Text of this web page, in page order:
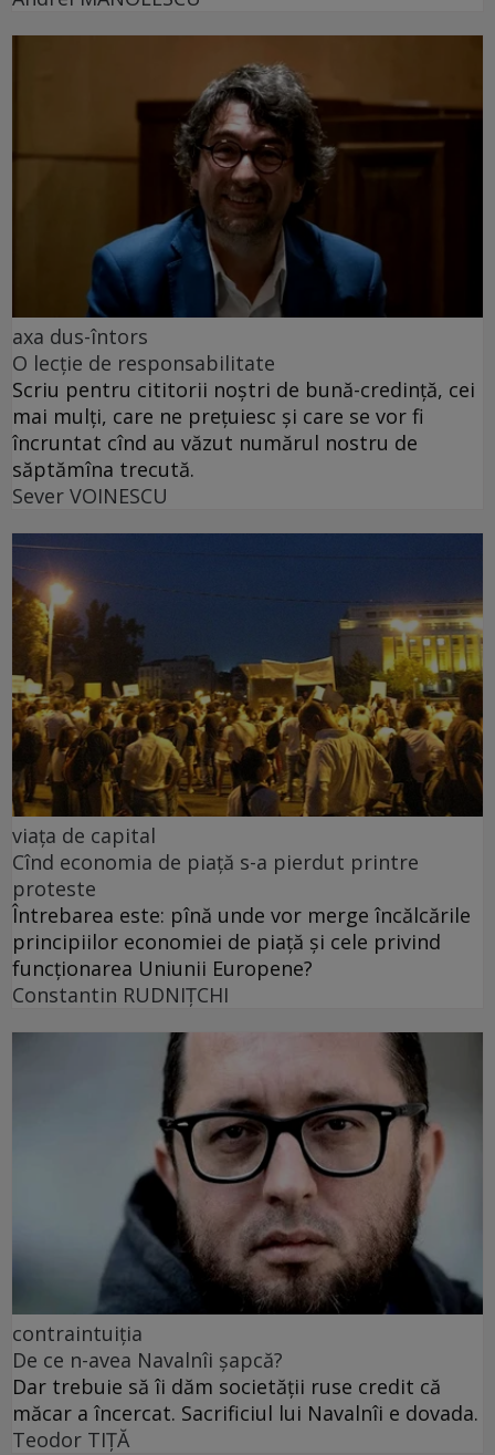
axa dus-întors
O lecție de responsabilitate
Scriu pentru cititorii noștri de bună-credință, cei
mai mulți, care ne prețuiesc și care se vor fi
încruntat cînd au văzut numărul nostru de
săptămîna trecută.
Sever VOINESCU
viața de capital
Cînd economia de piață s-a pierdut printre
proteste
Întrebarea este: pînă unde vor merge încălcările
principiilor economiei de piață și cele privind
funcționarea Uniunii Europene?
Constantin RUDNIŢCHI
contraintuiția
De ce n-avea Navalnîi șapcă?
Dar trebuie să îi dăm societății ruse credit că
măcar a încercat. Sacrificiul lui Navalnîi e dovada.
Teodor TIŢĂ